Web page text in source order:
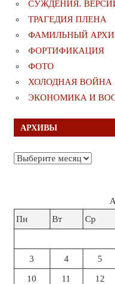
СУЖДЕНИЯ.
ТРАГЕДИЯ ПЛЕНА
ФАМИЛЬНЫЙ
ФОРТИФИКАЦИЯ
ФОТО
ХОЛОДНАЯ ВОЙНА
ЭКОНОМИКА И
АРХИВЫ
Архивы
Пн
Вт Ср
3 4 5
10 11 12